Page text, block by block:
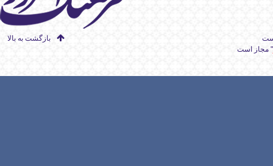
بازگشت به بالا
" مجاز است